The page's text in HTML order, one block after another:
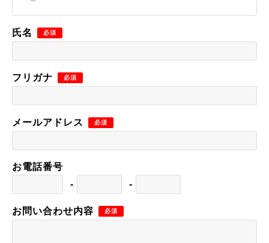
氏名
フリガナ
メールアドレス
お電話番号
-
-
お問い合わせ内容